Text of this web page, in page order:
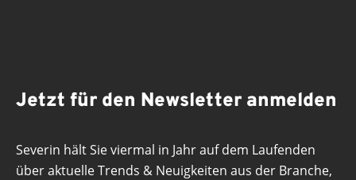
Jetzt für den Newsletter anmelden
Severin hält Sie viermal in Jahr auf dem Laufenden
über aktuelle Trends & Neuigkeiten aus der Branche,